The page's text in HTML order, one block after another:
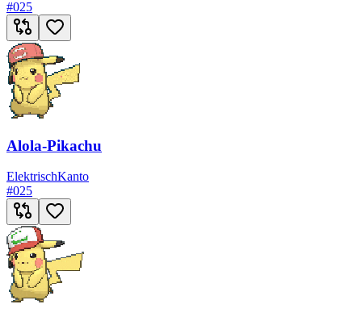
#025
Alola-Pikachu
ElektrischKanto
#025